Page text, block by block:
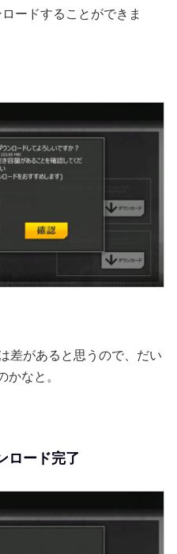
ードすることができま
差があると思うので、だい
かなと。
ロード完了